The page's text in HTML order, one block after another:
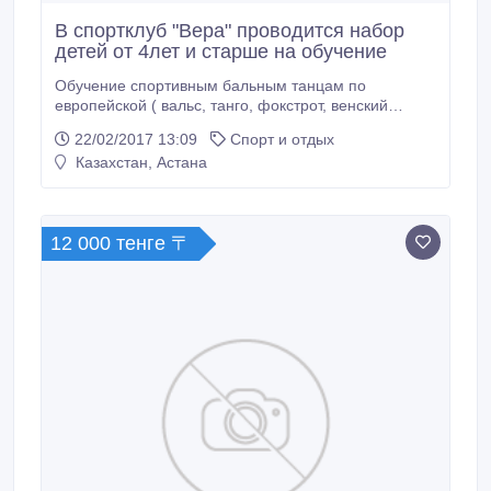
В спортклуб "Вера" проводится набор
детей от 4лет и старше на обучение
Обучение спортивным бальным танцам по
европейской ( вальс, танго, фокстрот, венский
румба, пассадобль, джайв) программам. Новые
друзья, формирование умственной и физической
профессиональный тренер.
22/02/2017 13:09
Спорт и отдых
Казахстан, Астана
12 000 тенге 〒